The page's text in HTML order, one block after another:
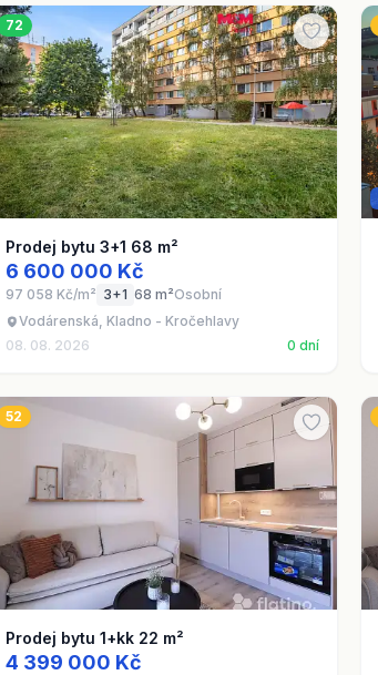
72
Prodej bytu 3+1 68 m²
6 600 000 Kč
97 058 Kč/m² 3+1 68 m²Osobní
Vodárenská, Kladno - Kročehlavy
08. 08. 2026
0 dní
52
Prodej bytu 1+kk 22 m²
4 399 000 Kč